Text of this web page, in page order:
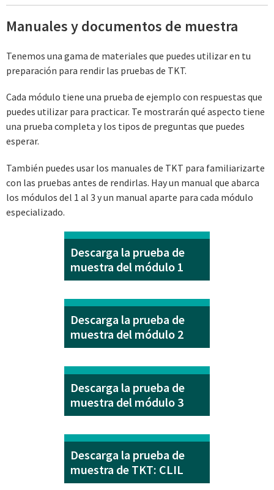
Manuales y documentos de muestra
Tenemos una gama de materiales que puedes utilizar en tu
preparación para rendir las pruebas de TKT.
Cada módulo tiene una prueba de ejemplo con respuestas que
puedes utilizar para practicar. Te mostrarán qué aspecto tiene
una prueba completa y los tipos de preguntas que puedes
esperar.
También puedes usar los manuales de TKT para familiarizarte
con las pruebas antes de rendirlas. Hay un manual que abarca
los módulos del 1 al 3 y un manual aparte para cada módulo
especializado.
Descarga la prueba de
muestra del módulo 1
Descarga la prueba de
muestra del módulo 2
Descarga la prueba de
muestra del módulo 3
Descarga la prueba de
muestra de TKT: CLIL